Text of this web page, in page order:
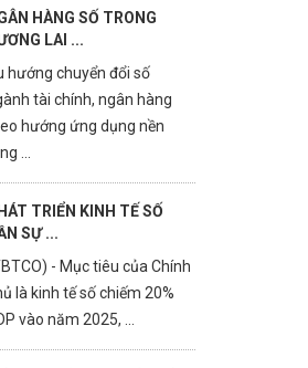
HÀNG SỐ TRONG
LAI ...
hướng chuyển đổi số
tài chính, ngân hàng
hướng ứng dụng nền
...
TRIỂN KINH TẾ SỐ
SỰ ...
- Mục tiêu của Chính
là kinh tế số chiếm 20%
vào năm 2025, ...